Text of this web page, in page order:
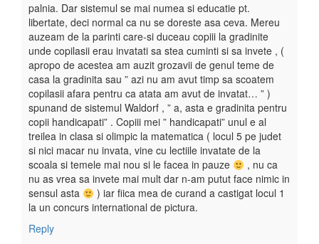
palnia. Dar sistemul se mai numea si educatie pt.
libertate, deci normal ca nu se doreste asa ceva. Mereu
auzeam de la parinti care-si duceau copiii la gradinite
unde copilasii erau invatati sa stea cuminti si sa invete , (
apropo de acestea am auzit grozavii de genul teme de
casa la gradinita sau ” azi nu am avut timp sa scoatem
copilasii afara pentru ca atata am avut de invatat… ” )
spunand de sistemul Waldorf , ” a, asta e gradinita pentru
copii handicapati” . Copiii mei ” handicapati” unul e al
treilea in clasa si olimpic la matematica ( locul 5 pe judet
si nici macar nu invata, vine cu lectiile invatate de la
scoala si temele mai nou si le facea in pauze
, nu ca
nu as vrea sa invete mai mult dar n-am putut face nimic in
sensul asta
) iar fiica mea de curand a castigat locul 1
la un concurs international de pictura.
Reply